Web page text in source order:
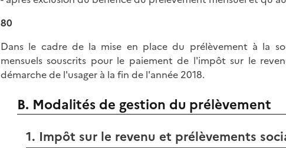
80
Dans le cadre de la mise en place du prélèvement à la
mensuels souscrits pour le paiement de l'impôt sur le
démarche de l'usager à la fin de l'année 2018.
B. Modalités de gestion du prélèvement
1. Impôt sur le revenu et prélèvements